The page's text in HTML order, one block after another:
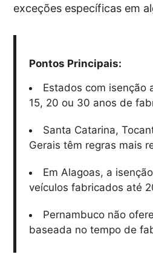
exceções específicas em
Pontos Principais:
Estados com isenção
15, 20 ou 30 anos de
Santa Catarina,
Gerais têm regras mais
Em Alagoas, a
veículos fabricados até
Pernambuco não
baseada no tempo de